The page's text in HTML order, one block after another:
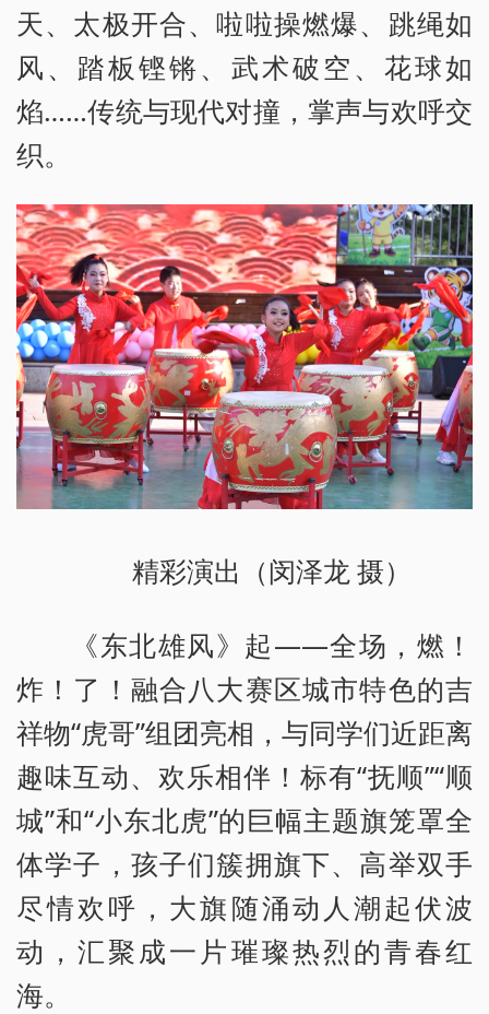
天、太极开合、啦啦操燃爆、跳绳如
风、踏板铿锵、武术破空、花球如
焰……传统与现代对撞，掌声与欢呼交
织。
精彩演出（闵泽龙 摄）
《东北雄风》起——全场，燃！
炸！了！融合八大赛区城市特色的吉
祥物“虎哥”组团亮相，与同学们近距离
趣味互动、欢乐相伴！标有“抚顺”“顺
城”和“小东北虎”的巨幅主题旗笼罩全
体学子，孩子们簇拥旗下、高举双手
尽情欢呼，大旗随涌动人潮起伏波
动，汇聚成一片璀璨热烈的青春红
海。